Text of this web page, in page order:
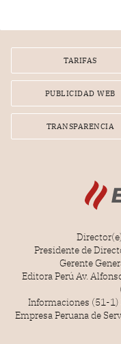
TARIFAS
PUBLICIDAD WEB
TRANSPARENCIA
Presidente de
Gerente
Editora Perú Av.
Informaciones (51-
Empresa Peruana de